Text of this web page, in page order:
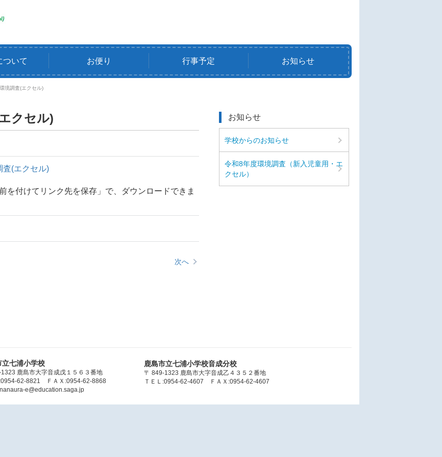
ついて お便り 行事予定 お知らせ
境調査(エクセル)
クセル)
査(エクセル)
を付けてリンク先を保存」で、ダウンロードできま
次へ
お知らせ
学校からのお知らせ
令和8年度環境調査（新入児童用・エ
クセル）
立七浦小学校
鹿島市大字音成戊１５６３番地
62-8821 ＦＡＸ:0954-62-8868
e@education.saga.jp
鹿島市立七浦小学校音成分校
〒 849-1323 鹿島市大字音成乙４３５２番地
ＴＥＬ:0954-62-4607 ＦＡＸ:0954-62-4607